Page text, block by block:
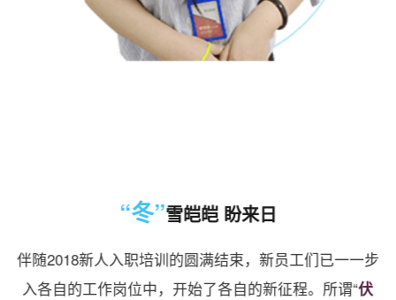
“冬”雪皑皑 盼来日
伴随2018新人入职培训的圆满结束，新员工们已一一步
入各自的工作岗位中，开始了各自的新征程。所谓“伏